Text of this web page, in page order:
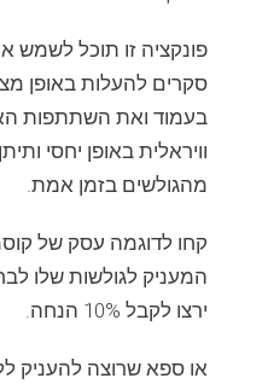
פונקציה זו תוכל לשמש
סקרים להעלות באופן
בעמוד ואת השתתפות
וויראלית באופן יחסי
מהגולשים בזמן אמת.
קחו לדוגמה עסק של
המעניק לגולשות שלו
ירצו לקבל 10% הנחה.
או ספא שרוצה להעניק